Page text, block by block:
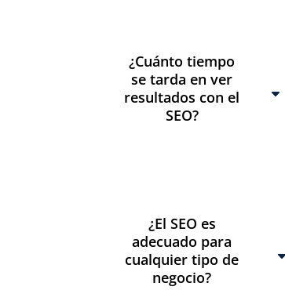
¿Cuánto tiempo
se tarda en ver
resultados con el
SEO?
¿El SEO es
adecuado para
cualquier tipo de
negocio?